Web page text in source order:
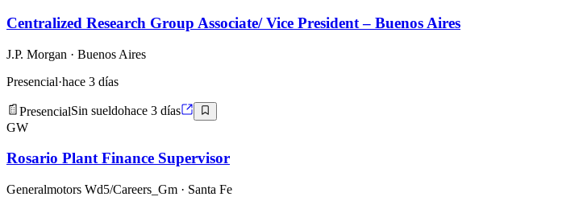
Centralized Research Group Associate/ Vice President – Buenos Aires
J.P. Morgan · Buenos Aires
Presencial·hace 3 días
PresencialSin sueldohace 3 días
GW
Rosario Plant Finance Supervisor
Generalmotors Wd5/Careers_Gm · Santa Fe